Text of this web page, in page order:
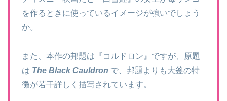
を作るときに使っているイメージが強いでしょう
か。
また、本作の邦題は『コルドロン』ですが、原題
は The Black Cauldron で、邦題よりも大釜の特
徴が若干詳しく描写されています。